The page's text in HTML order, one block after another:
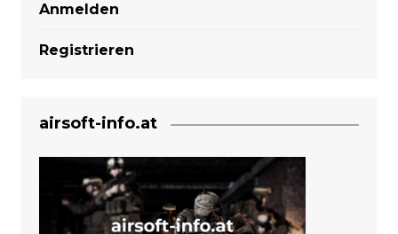
Anmelden
Registrieren
airsoft-info.at